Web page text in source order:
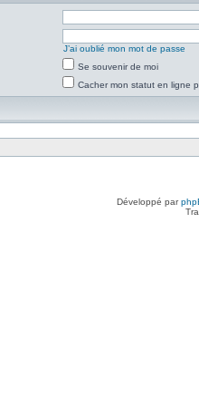
J’ai oublié mon mot de passe
Se souvenir de moi
Cacher mon statut en ligne
Développé par